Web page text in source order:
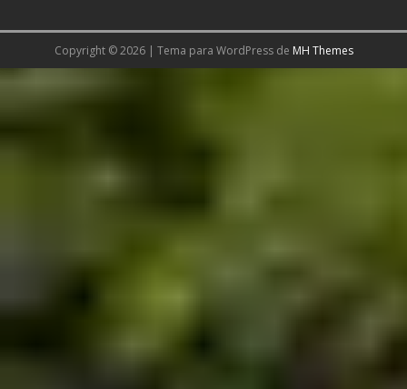
Copyright © 2026 | Tema para WordPress de MH Themes